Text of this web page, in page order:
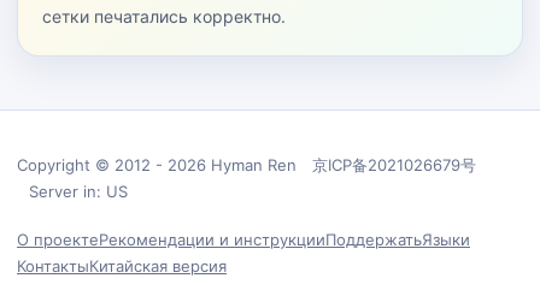
сетки печатались корректно.
Copyright © 2012 - 2026 Hyman Ren 京ICP备2021026679号
Server in: US
О проектеРекомендации и инструкцииПоддержатьЯзыки
КонтактыКитайская версия